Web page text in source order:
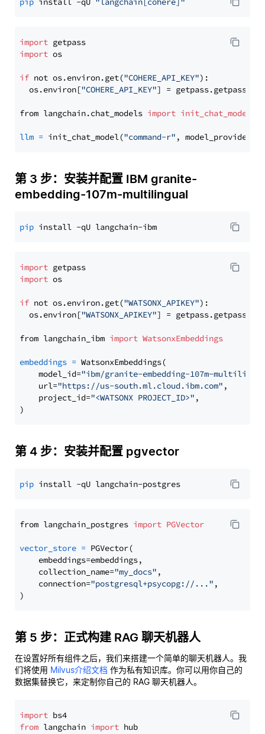
import
import os
if not os.environ.get("COHERE_API_KEY"):
  os.environ[
"COHERE_API_KEY"] = getpass.getpass(
from langchain.chat_models import init_chat_model
llm = init_chat_model("command-r" , model_provider=
第 3 步：安装并配置 IBM granite-
embedding-107m-multilingual
pip
import
import os
if not os.environ.get("WATSONX_APIKEY"):
  os.environ[
"WATSONX_APIKEY"] = getpass.getpass(
from langchain_ibm import WatsonxEmbeddings
embeddings = WatsonxEmbeddings(
    model_id=
"ibm/granite-embedding-107m-
    url=
"https://us-south.ml.cloud.ibm.com" ,
    project_id=
"<WATSONX PROJECT_ID>" ,
第 4 步：安装并配置 pgvector
pip
from langchain_postgres import PGVector
vector_store = PGVector(
    embeddings=embeddings,
    collection_name=
"my_docs" ,
    connection=
"postgresql+psycopg://..." ,
第 5 步：正式构建 RAG 聊天机器人
在设置好所有组件之后，我们来搭建一个简单的聊天机器人。我
们将使用 Milvus介绍文档 作为私有知识库。你可以用你自己的
数据集替换它，来定制你自己的 RAG 聊天机器人。
import
from langchain import